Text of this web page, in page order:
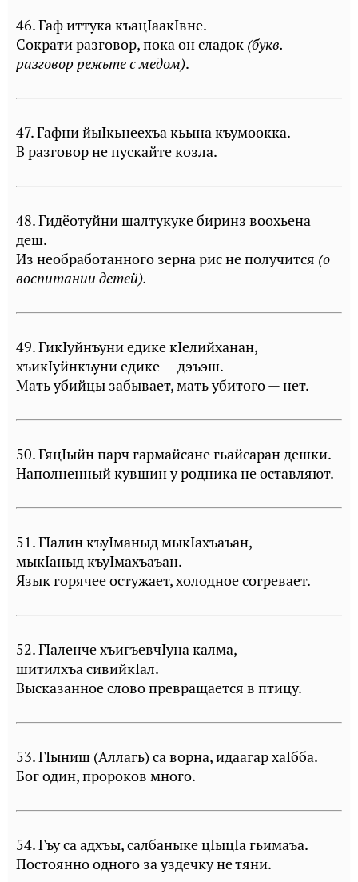
46. Гаф иттука къацIаакIвне.
Сократи разговор, пока он сладок (букв.
разговор режьте с медом).
47. Гафни йыIкьнеехъа кьына къумоокка.
В разговор не пускайте козла.
48. Гидёотуйни шалтукуке биринз воохьена
деш.
Из необработанного зерна рис не получится (о
воспитании детей).
49. ГикIуйнъуни едике кIелийханан,
хъикIуйнкъуни едике — дэъэш.
Мать убийцы забывает, мать убитого — нет.
50. ГяцIыйн парч гармайсане гьайсаран дешки.
Наполненный кувшин у родника не оставляют.
51. ГIалин къуIманыд мыкIахъаъан,
мыкIаныд къуIмахъаъан.
Язык горячее остужает, холодное согревает.
52. ГIаленче хъигъевчIуна калма,
шитилхъа сивийкIал.
Высказанное слово превращается в птицу.
53. ГIыниш (Аллагь) са ворна, идаагар хаIбба.
Бог один, пророков много.
54. Гъу са адхъы, салбаныке цIыцIа гьимаъа.
Постоянно одного за уздечку не тяни.